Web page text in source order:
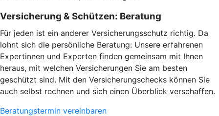
Versicherung & Schützen: Beratung
Für jeden ist ein anderer Versicherungsschutz richtig. Da
lohnt sich die persönliche Beratung: Unsere erfahrenen
Expertinnen und Experten finden gemeinsam mit Ihnen
heraus, mit welchen Versicherungen Sie am besten
geschützt sind. Mit den Versicherungschecks können Sie
auch selbst rechnen und sich einen Überblick verschaffen.
Beratungstermin vereinbaren